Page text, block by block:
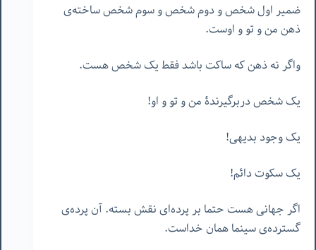
ضمیر اول شخص و دوم شخص و سوم شخص ساخته‌ی
ذهن من و تو و اوست.
واگر نه ذهن که ساکت باشد فقط یک شخص هست.
یک شخص دربرگیرندۀ من و تو و او!
یک وجود بدیهی!
یک سکوت دائم!
اگر جهانی هست حتما بر پرده‌ای نقش بسته. آن پرده‌ی
گسترده‌ی سینما همان خداست.